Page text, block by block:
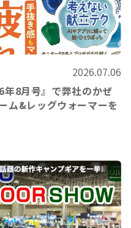
2026.07.06
8月号』で弊社のかぜ
ム&レッグウォーマーを